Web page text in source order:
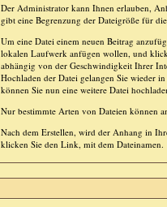
Der Administrator kann Ihnen erlauben,
gibt eine Begrenzung der Dateigröße für
Um eine Datei einem neuen Beitrag
lokalen Laufwerk anfügen wollen, und
abhängig von der Geschwindigkeit Ihrer
Hochladen der Datei gelangen Sie wieder
können Sie nun eine weitere Datei
Nur bestimmte Arten von Dateien können
Nach dem Erstellen, wird der Anhang in
klicken Sie den Link, mit dem Dateinamen.